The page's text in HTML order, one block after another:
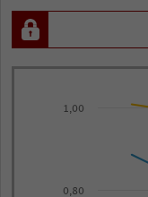
0,80
1,00